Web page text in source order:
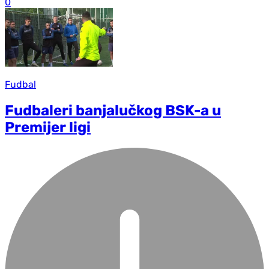
Fudbal
Fudbaleri banjalučkog BSK-a u
Premijer ligi